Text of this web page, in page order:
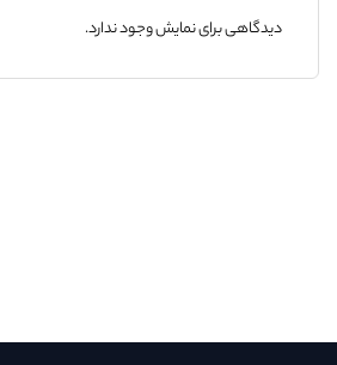
دیدگاهی برای نمایش وجود ندارد.